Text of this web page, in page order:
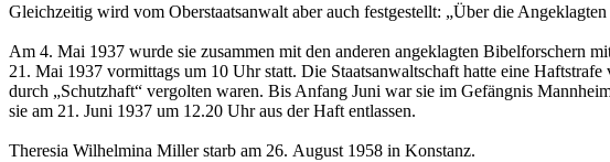
Gleichzeitig wird vom Oberstaatsanwalt aber auch festgestellt: „Über die
Am 4. Mai 1937 wurde sie zusammen mit den anderen angeklagten Bibelforschern
21. Mai 1937 vormittags um 10 Uhr statt. Die Staatsanwaltschaft hatte eine
durch „Schutzhaft“ vergolten waren. Bis Anfang Juni war sie im Gefängnis
sie am 21. Juni 1937 um 12.20 Uhr aus der Haft entlassen.
Theresia Wilhelmina Miller starb am 26. August 1958 in Konstanz.